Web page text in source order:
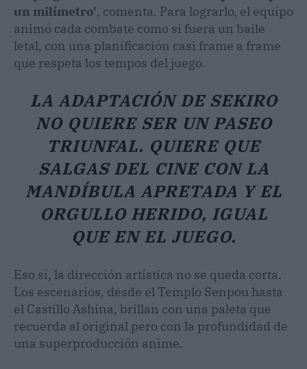
un milímetro', comenta. Para lograrlo, el equipo
animó cada combate como si fuera un baile
letal, con una planificación casi frame a frame
que respeta los tempos del juego.
LA ADAPTACIÓN DE SEKIRO
NO QUIERE SER UN PASEO
TRIUNFAL. QUIERE QUE
SALGAS DEL CINE CON LA
MANDÍBULA APRETADA Y EL
ORGULLO HERIDO, IGUAL
QUE EN EL JUEGO.
Eso sí, la dirección artística no se queda corta.
Los escenarios, desde el Templo Senpou hasta
el Castillo Ashina, brillan con una paleta que
recuerda al original pero con la profundidad de
una superproducción anime.